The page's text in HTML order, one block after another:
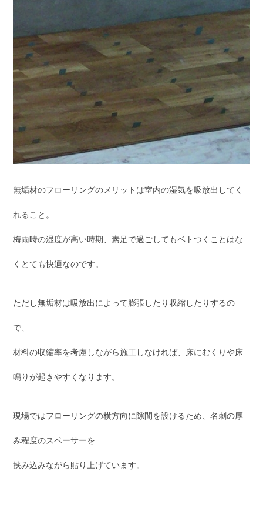
無垢材のフローリングのメリットは室内の湿気を吸放出してく
れること。
梅雨時の湿度が高い時期、素足で過ごしてもベトつくことはな
くとても快適なのです。
ただし無垢材は吸放出によって膨張したり収縮したりするの
で、
材料の収縮率を考慮しながら施工しなければ、床にむくりや床
鳴りが起きやすくなります。
現場ではフローリングの横方向に隙間を設けるため、名刺の厚
み程度のスペーサーを
挟み込みながら貼り上げています。